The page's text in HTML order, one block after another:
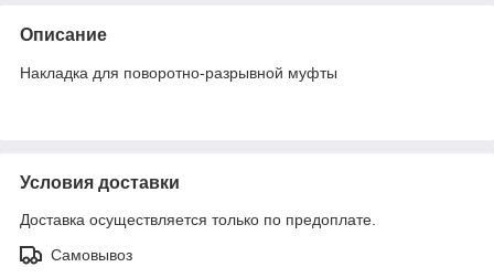
Описание
Накладка для поворотно-разрывной муфты
Условия доставки
Доставка осуществляется только по предоплате.
Самовывоз